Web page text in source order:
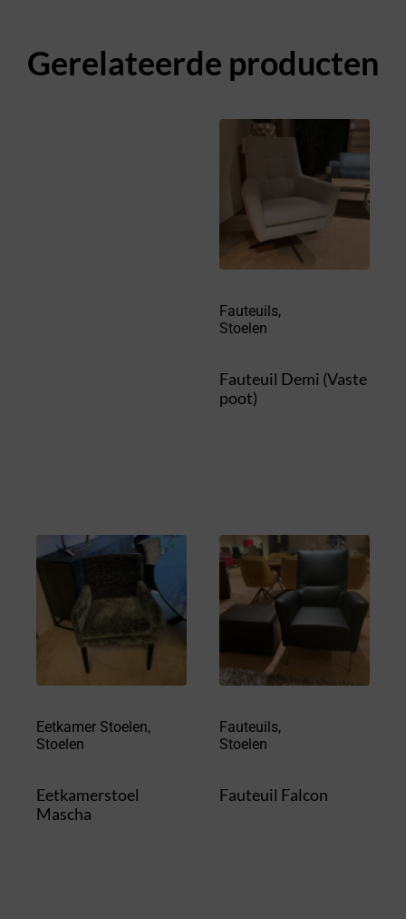
Gerelateerde producten
Fauteuils,
Stoelen
Fauteuil Demi (Vaste
poot)
Eetkamer Stoelen,
Stoelen
Eetkamerstoel
Mascha
Fauteuils,
Stoelen
Fauteuil Falcon